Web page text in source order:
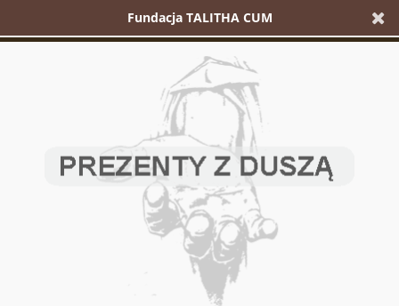
Fundacja TALITHA CUM